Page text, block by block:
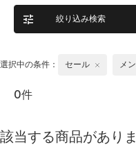
絞り込み検索
選択中の条件： セール メ
0件
該当する商品がありま